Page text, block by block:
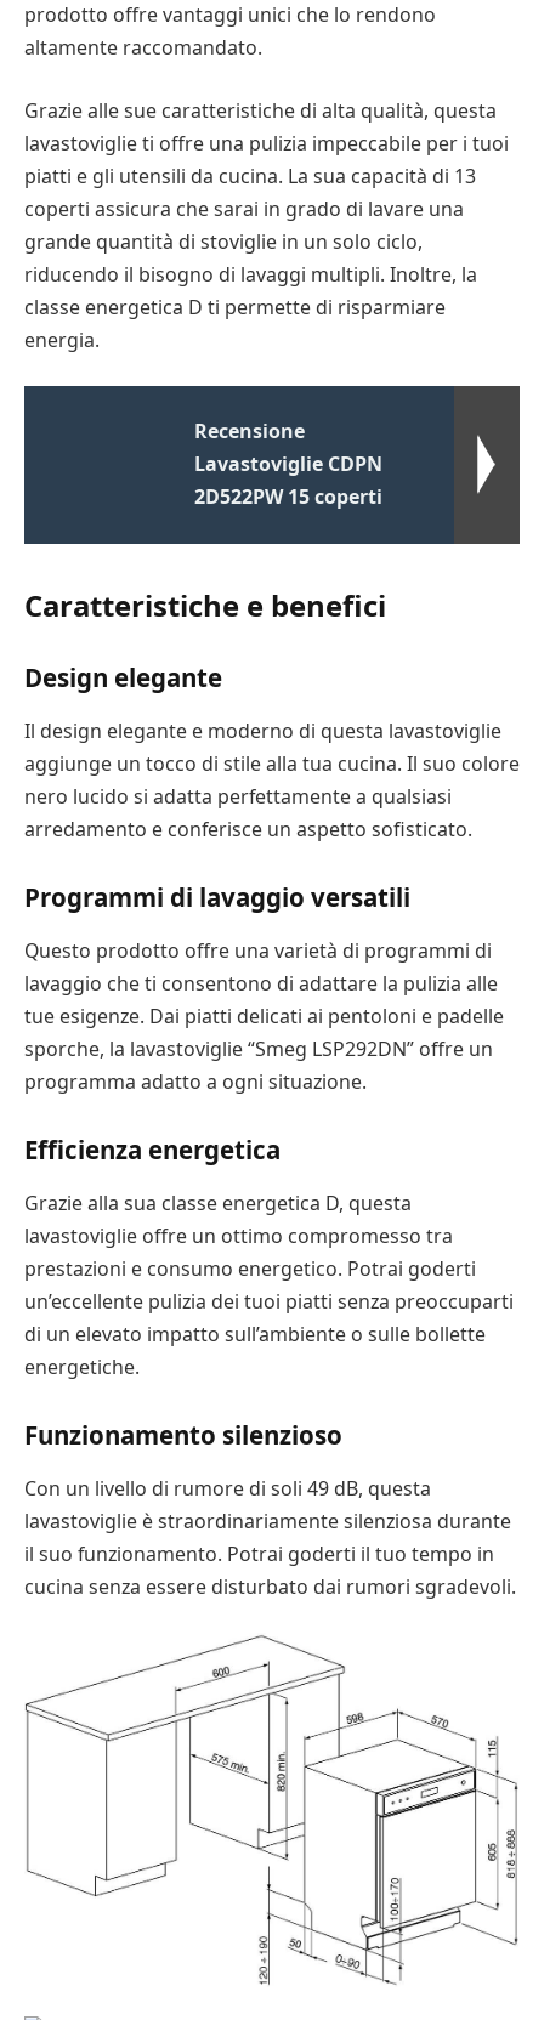
prodotto offre vantaggi unici che lo rendono
altamente raccomandato.
Grazie alle sue caratteristiche di alta qualità, questa
lavastoviglie ti offre una pulizia impeccabile per i tuoi
piatti e gli utensili da cucina. La sua capacità di 13
coperti assicura che sarai in grado di lavare una
grande quantità di stoviglie in un solo ciclo,
riducendo il bisogno di lavaggi multipli. Inoltre, la
classe energetica D ti permette di risparmiare
energia.
Recensione
Lavastoviglie CDPN
2D522PW 15 coperti
Caratteristiche e benefici
Design elegante
Il design elegante e moderno di questa lavastoviglie
aggiunge un tocco di stile alla tua cucina. Il suo colore
nero lucido si adatta perfettamente a qualsiasi
arredamento e conferisce un aspetto sofisticato.
Programmi di lavaggio versatili
Questo prodotto offre una varietà di programmi di
lavaggio che ti consentono di adattare la pulizia alle
tue esigenze. Dai piatti delicati ai pentoloni e padelle
sporche, la lavastoviglie “Smeg LSP292DN” offre un
programma adatto a ogni situazione.
Efficienza energetica
Grazie alla sua classe energetica D, questa
lavastoviglie offre un ottimo compromesso tra
prestazioni e consumo energetico. Potrai goderti
un’eccellente pulizia dei tuoi piatti senza preoccuparti
di un elevato impatto sull’ambiente o sulle bollette
energetiche.
Funzionamento silenzioso
Con un livello di rumore di soli 49 dB, questa
lavastoviglie è straordinariamente silenziosa durante
il suo funzionamento. Potrai goderti il tuo tempo in
cucina senza essere disturbato dai rumori sgradevoli.